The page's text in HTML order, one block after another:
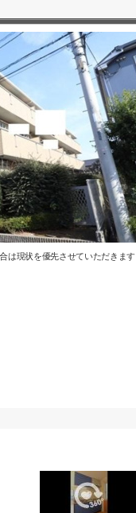
は現状を優先させていただきます